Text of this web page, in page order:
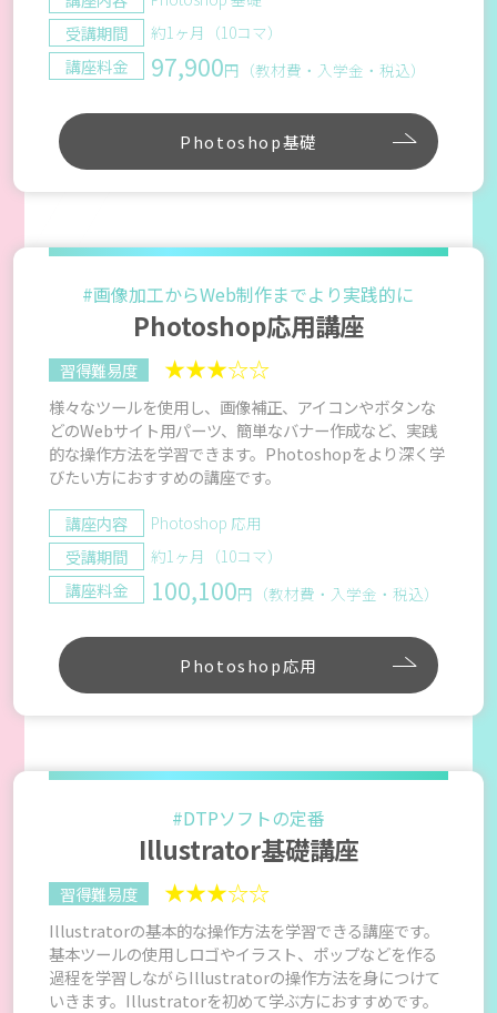
受講期間 約1ヶ月（10コマ）
講座料金 97,900円（教材費・入学金・税込）
Photoshop基礎
#画像加工からWeb制作までより実践的に
Photoshop応用講座
習得難易度 ★★★☆☆
様々なツールを使用し、画像補正、アイコンやボタンな
どのWebサイト用パーツ、簡単なバナー作成など、実践
的な操作方法を学習できます。Photoshopをより深く学
びたい方におすすめの講座です。
講座内容
Photoshop 応用
受講期間 約1ヶ月（10コマ）
講座料金 100,100円（教材費・入学金・税込）
Photoshop応用
#DTPソフトの定番
Illustrator基礎講座
習得難易度 ★★★☆☆
Illustratorの基本的な操作方法を学習できる講座です。
基本ツールの使用しロゴやイラスト、ポップなどを作る
過程を学習しながらIllustratorの操作方法を身につけて
いきます。Illustratorを初めて学ぶ方におすすめです。